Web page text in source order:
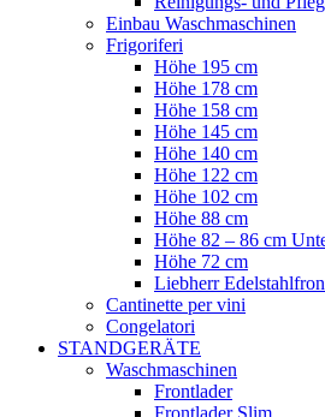
Einbau Waschmaschinen
Frigoriferi
Höhe 195 cm
Höhe 178 cm
Höhe 158 cm
Höhe 145 cm
Höhe 140 cm
Höhe 122 cm
Höhe 102 cm
Höhe 88 cm
Höhe 82 – 86 cm
Höhe 72 cm
Liebherr
Cantinette per vini
Congelatori
STANDGERÄTE
Waschmaschinen
Frontlader
Frontlader Slim